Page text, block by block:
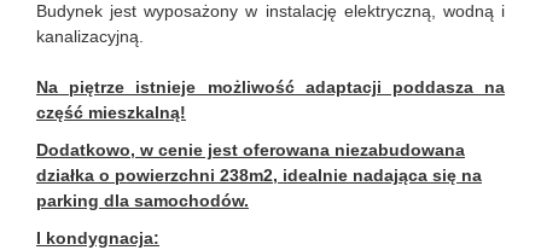
Budynek jest wyposażony w instalację elektryczną, wodną i
kanalizacyjną.
Na piętrze istnieje możliwość adaptacji poddasza na
część mieszkalną!
Dodatkowo, w cenie jest oferowana niezabudowana
działka o powierzchni 238m2, idealnie nadająca się na
parking dla samochodów.
I kondygnacja: